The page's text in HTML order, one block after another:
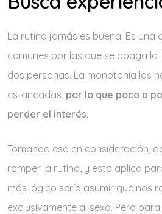
La rutina jamás es buena. Es una
comunes por las que se apaga
dos personas. La monotonía las
estancadas, por lo que poco a
perder el interés.
Tomando eso en consideración,
romper la rutina, y esto aplica
más lógico sería asumir que nos
exclusivamente al sexo. Pero para